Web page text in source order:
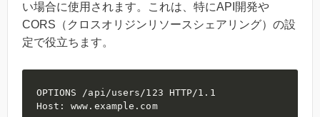
い場合に使用されます。これは、特にAPI開発や
CORS（クロスオリジンリソースシェアリング）の設
定で役立ちます。
OPTIONS /api/users/123 HTTP/1.1
Host: www.example.com